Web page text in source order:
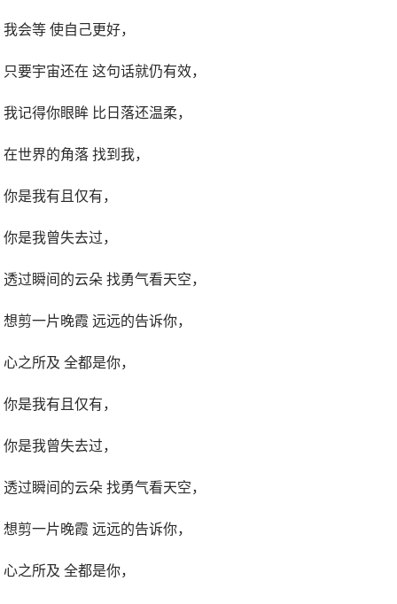
我会等 使自己更好，
只要宇宙还在 这句话就仍有效，
我记得你眼眸 比日落还温柔，
在世界的角落 找到我，
你是我有且仅有，
你是我曾失去过，
透过瞬间的云朵 找勇气看天空，
想剪一片晚霞 远远的告诉你，
心之所及 全都是你，
你是我有且仅有，
你是我曾失去过，
透过瞬间的云朵 找勇气看天空，
想剪一片晚霞 远远的告诉你，
心之所及 全都是你，